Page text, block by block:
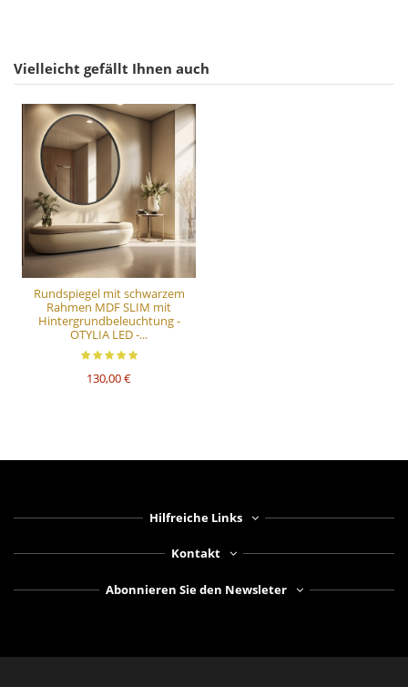
Vielleicht gefällt Ihnen auch
Rundspiegel mit schwarzem
Rahmen MDF SLIM mit
Hintergrundbeleuchtung -
OTYLIA LED -...
130,00 €
Hilfreiche Links
Kontakt
Abonnieren Sie den Newsleter